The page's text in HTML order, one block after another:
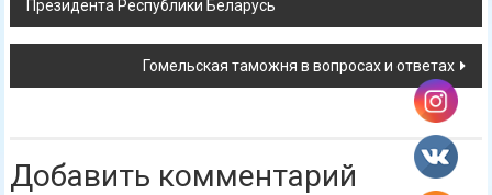
поПрезидента Республики Беларусь
Гомельская таможня в вопросах и ответах
Добавить комментарий